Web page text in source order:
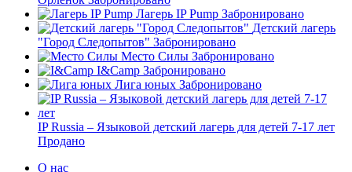
Лагерь IP Pump Забронировано
Детский лагерь
"Город Следопытов" Забронировано
Место Силы Забронировано
I&Camp Забронировано
Лига юных Забронировано
IP Russia – Языковой детский лагерь для детей 7-17 лет
Продано
О нас